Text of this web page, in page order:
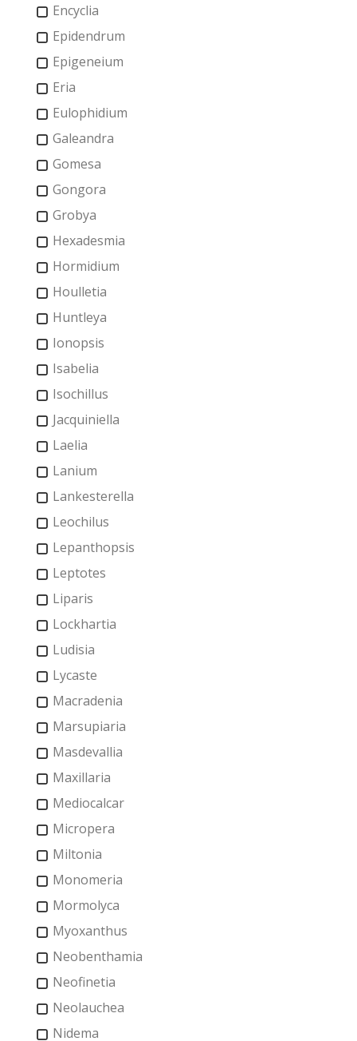
Encyclia
Epidendrum
Epigeneium
Eria
Eulophidium
Galeandra
Gomesa
Gongora
Grobya
Hexadesmia
Hormidium
Houlletia
Huntleya
Ionopsis
Isabelia
Isochillus
Jacquiniella
Laelia
Lanium
Lankesterella
Leochilus
Lepanthopsis
Leptotes
Liparis
Lockhartia
Ludisia
Lycaste
Macradenia
Marsupiaria
Masdevallia
Maxillaria
Mediocalcar
Micropera
Miltonia
Monomeria
Mormolyca
Myoxanthus
Neobenthamia
Neofinetia
Neolauchea
Nidema